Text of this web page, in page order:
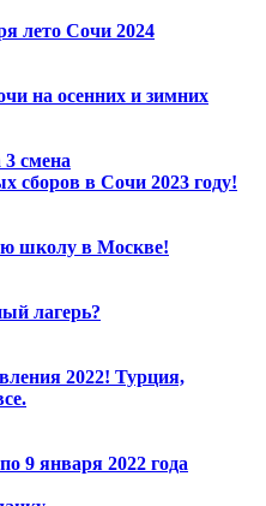
лето Сочи 2024
на осенних и зимних
сборов в Сочи 2023 году!
школу в Москве!
лагерь?
2022! Турция,
9 января 2022 года